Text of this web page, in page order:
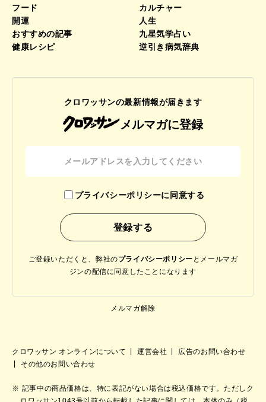
フード
カルチャー
開運
人生
おすすめの記事
九星気学占い
健康レシピ
逆引き病気辞典
クロワッサンの最新情報が届きます
メルマガに登録
プライバシーポリシーに同意する
ご登録いただくと、弊社のプライバシーポリシー と メールマガ
ジンの配信に同意したことになります
メルマガ解除
クロワッサン オンラインについて 運営会社
広告のお問い合わせ
その他のお問い合わせ
記事中の商品価格は、特に表記がない場合は税込価格です。ただしク